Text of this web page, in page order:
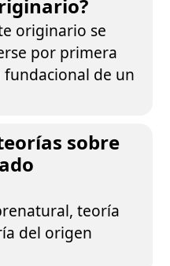
originario se
por primera
de un
sobre
teoría
del origen